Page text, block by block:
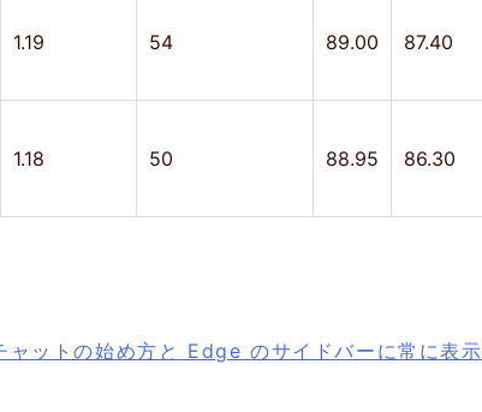
1.19 54 89.00 87.40
1.18 50 88.95 86.30
ットの始め方と Edge のサイドバーに常に表示